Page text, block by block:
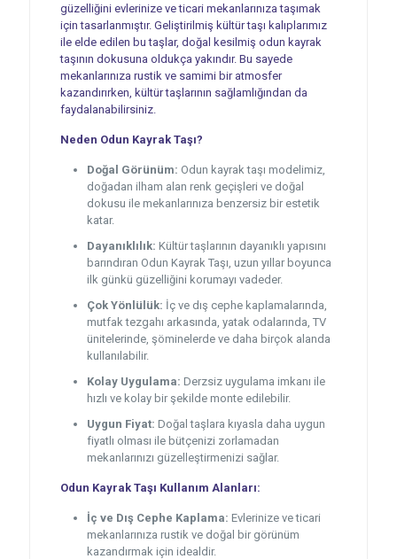
güzelliğini evlerinize ve ticari mekanlarınıza taşımak
için tasarlanmıştır. Geliştirilmiş kültür taşı kalıplarımız
ile elde edilen bu taşlar, doğal kesilmiş odun kayrak
taşının dokusuna oldukça yakındır. Bu sayede
mekanlarınıza rustik ve samimi bir atmosfer
kazandırırken, kültür taşlarının sağlamlığından da
faydalanabilirsiniz.
Neden Odun Kayrak Taşı?
Doğal Görünüm: Odun kayrak taşı modelimiz,
doğadan ilham alan renk geçişleri ve doğal
dokusu ile mekanlarınıza benzersiz bir estetik
katar.
Dayanıklılık: Kültür taşlarının dayanıklı yapısını
barındıran Odun Kayrak Taşı, uzun yıllar boyunca
ilk günkü güzelliğini korumayı vadeder.
Çok Yönlülük: İç ve dış cephe kaplamalarında,
mutfak tezgahı arkasında, yatak odalarında, TV
ünitelerinde, şöminelerde ve daha birçok alanda
kullanılabilir.
Kolay Uygulama: Derzsiz uygulama imkanı ile
hızlı ve kolay bir şekilde monte edilebilir.
Uygun Fiyat: Doğal taşlara kıyasla daha uygun
fiyatlı olması ile bütçenizi zorlamadan
mekanlarınızı güzelleştirmenizi sağlar.
Odun Kayrak Taşı Kullanım Alanları:
İç ve Dış Cephe Kaplama: Evlerinize ve ticari
mekanlarınıza rustik ve doğal bir görünüm
kazandırmak için idealdir.